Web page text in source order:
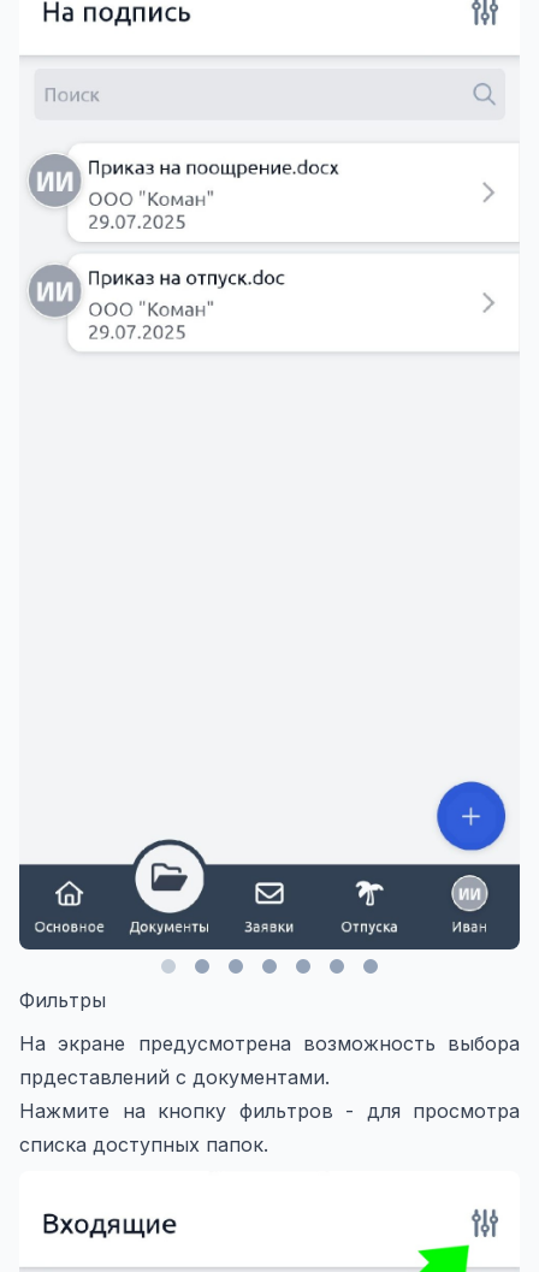
Фильтры
На экране предусмотрена возможность выбора
прдеставлений с документами.
Нажмите на кнопку фильтров - для просмотра
списка доступных папок.